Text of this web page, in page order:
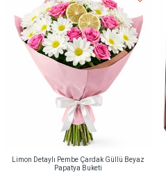
Limon Detaylı Pembe Çardak Güllü Beyaz
Papatya Buketi